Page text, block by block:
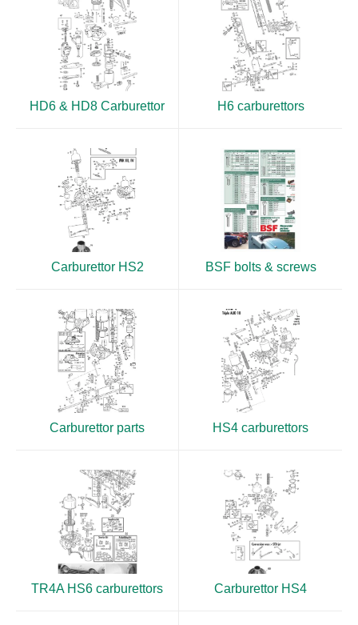
HD6 & HD8 Carburettor H6 carburettors
Carburettor HS2 BSF bolts & screws
Carburettor parts HS4 carburettors
TR4A HS6 carburettors Carburettor HS4